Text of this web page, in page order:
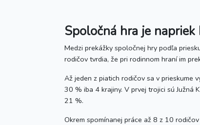
Spoločná hra je
Medzi prekážky spoločnej hry podľa
rodičov tvrdia, že pri rodinnom hraní im
Až jeden z piatich rodičov sa v prieskume
30 % iba 4 krajiny. V prvej trojici sú Južná
21 %.
Okrem spomínanej práce až 8 z 10